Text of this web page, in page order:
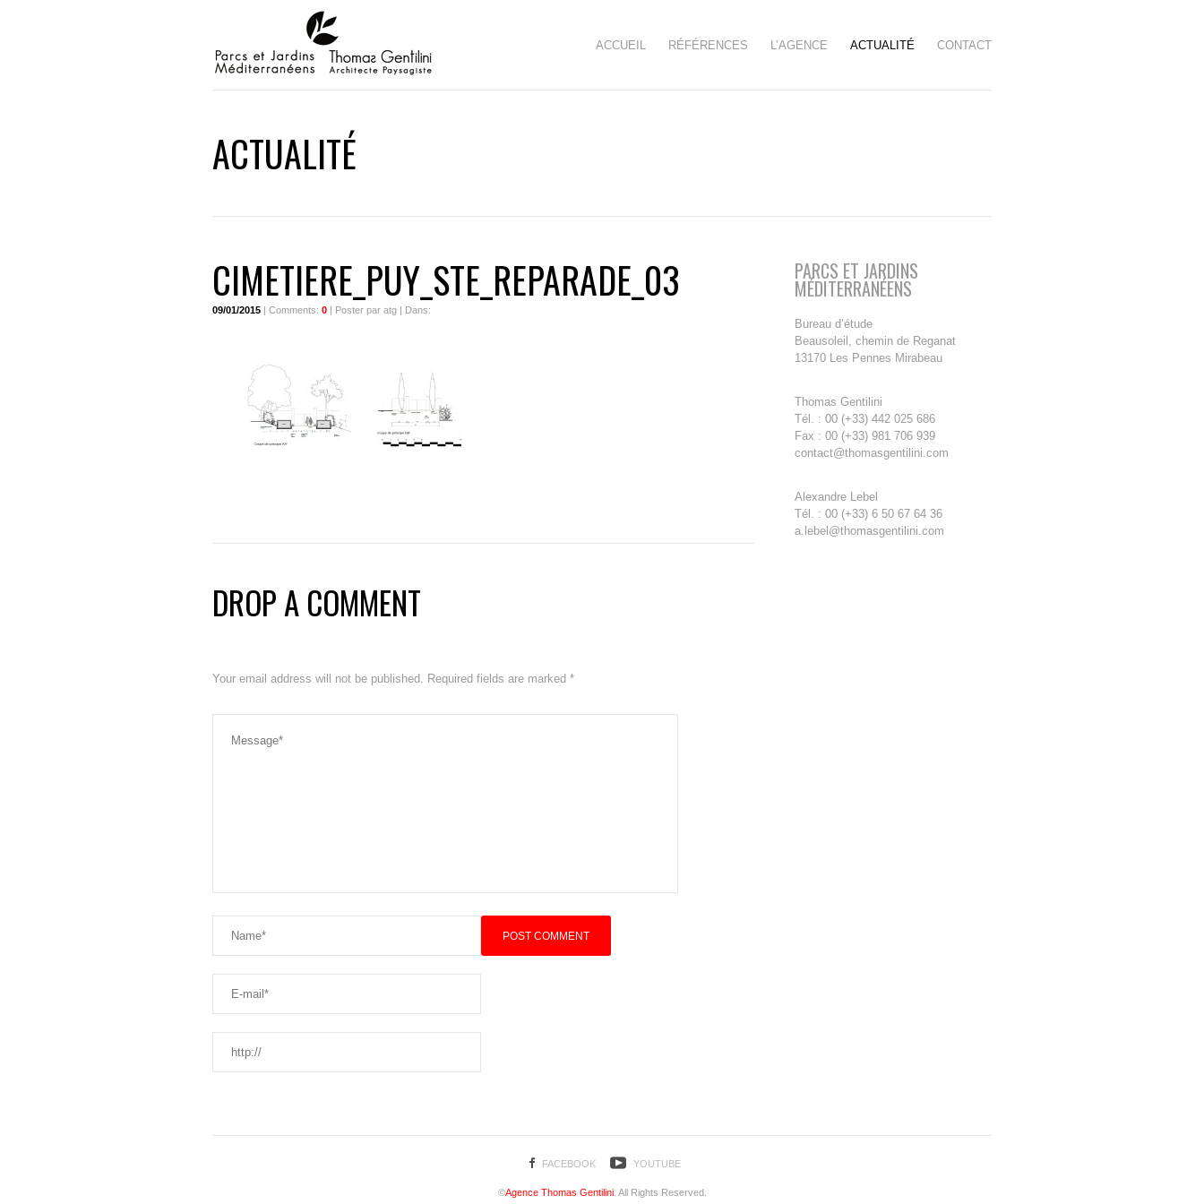
ACCUEIL RÉFÉRENCES L’AGENCE ACTUALITÉ CONTACT
ACTUALITÉ
CIMETIERE_PUY_STE_REPARADE_03
09/01/2015 | Comments: 0 | Poster par atg | Dans:
DROP A COMMENT
Your email address will not be published. Required fields are marked *
PARCS ET JARDINS
MÉDITERRANÉENS
Bureau d’étude
Beausoleil, chemin de Reganat
13170 Les Pennes Mirabeau
Thomas Gentilini
Tél. : 00 (+33) 442 025 686
Fax : 00 (+33) 981 706 939
contact@thomasgentilini.com
Alexandre Lebel
Tél. : 00 (+33) 6 50 67 64 36
a.lebel@thomasgentilini.com
FACEBOOK YOUTUBE
©Agence Thomas Gentilini. All Rights Reserved.